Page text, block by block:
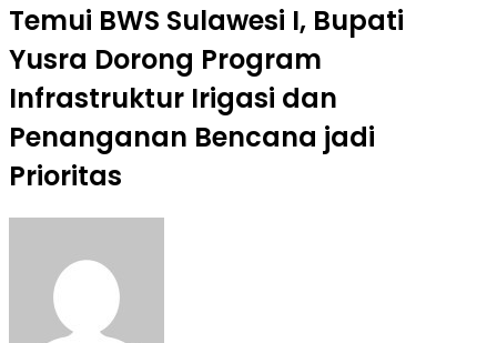
Temui BWS Sulawesi I, Bupati
Yusra Dorong Program
Infrastruktur Irigasi dan
Penanganan Bencana jadi
Prioritas